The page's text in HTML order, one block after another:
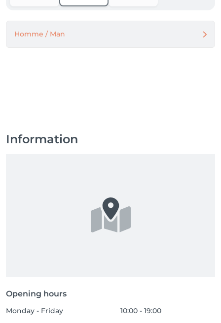
Homme / Man
Information
Opening hours
Monday - Friday
10:00 - 19:00